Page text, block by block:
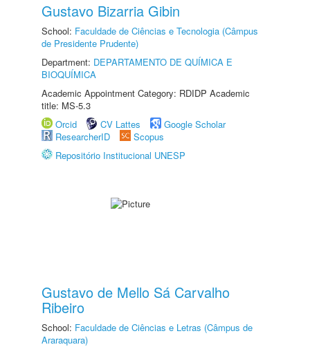
Gustavo Bizarria Gibin
School: Faculdade de Ciências e Tecnologia (Câmpus
de Presidente Prudente)
Department: DEPARTAMENTO DE QUÍMICA E
BIOQUÍMICA
Academic Appointment Category: RDIDP Academic
title: MS-5.3
Orcid
CV Lattes
Google Scholar
ResearcherID
Scopus
Repositório Institucional UNESP
Gustavo de Mello Sá Carvalho
Ribeiro
School: Faculdade de Ciências e Letras (Câmpus de
Araraquara)